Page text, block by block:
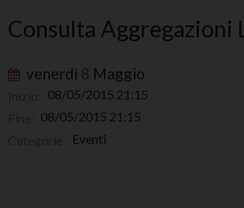
Consulta Aggregazioni
venerdì 8 Maggio
08/05/2015 21:15
08/05/2015 21:15
Eventi